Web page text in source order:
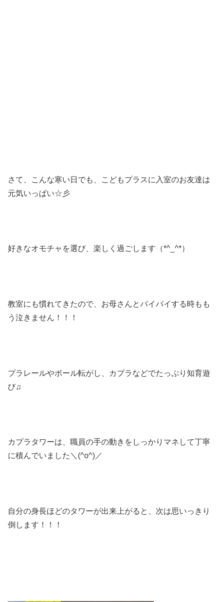
さて、こんな寒い日でも、こどもプラスに入室のお友達は
元気いっぱい☆彡
好きなオモチャを選び、楽しく過ごします（*^_^*）
教室にも慣れてきたので、お母さんとバイバイする時もも
う泣きません！！！
プラレールやボール転がし、カプラなどでたっぷり知育遊
び♫
カプラタワーは、職員の手の動きをしっかりマネして丁寧
に積んでいました＼(^o^)／
自分の身長ほどのタワーが出来上がると、次は思いっきり
倒します！！！